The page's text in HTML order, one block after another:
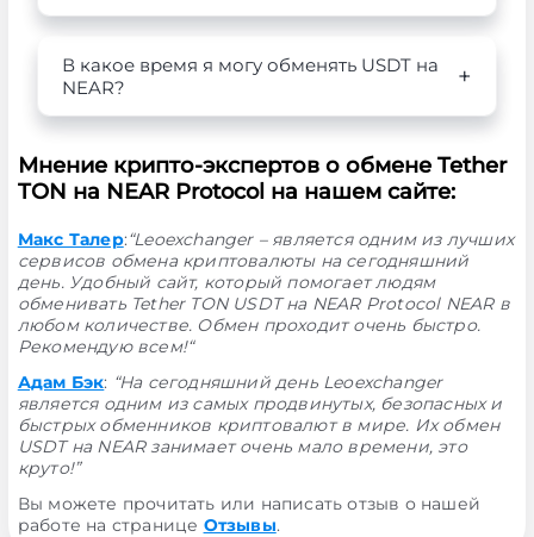
В какое время я могу обменять USDT на
NEAR?
Мнение крипто-экспертов о обмене Tether
TON на NEAR Protocol на нашем сайте:
Макс Талер:“Leoexchanger – является одним из лучших
сервисов обмена криптовалюты на сегодняшний
день. Удобный сайт, который помогает людям
обменивать Tether TON USDT на NEAR Protocol NEAR в
любом количестве. Обмен проходит очень быстро.
Рекомендую всем!“
Адам Бэк: “На сегодняшний день Leoexchanger
является одним из самых продвинутых, безопасных и
быстрых обменников криптовалют в мире. Их обмен
USDT на NEAR занимает очень мало времени, это
круто!”
Вы можете прочитать или написать отзыв о нашей
работе на странице Отзывы.